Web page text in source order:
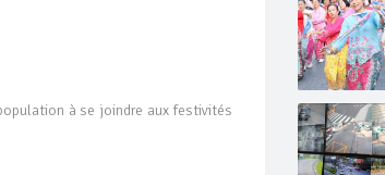
à se joindre aux festivités